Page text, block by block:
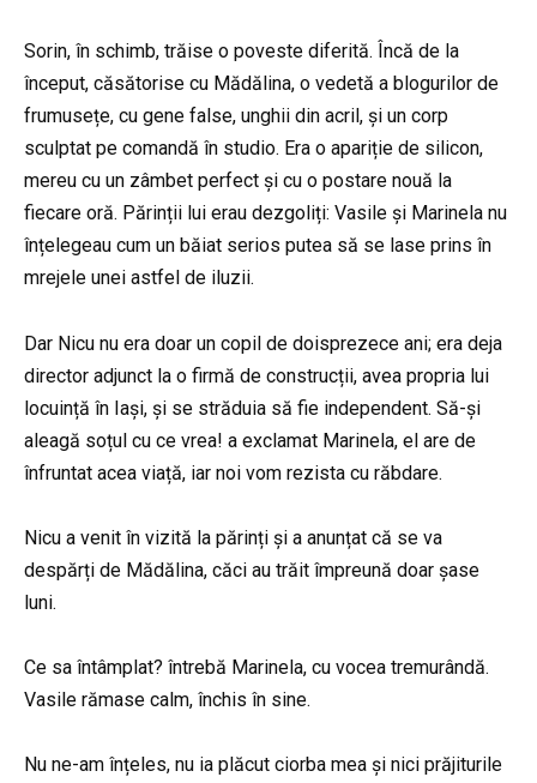
Sorin, în schimb, trăise o poveste diferită. Încă de la
început, căsătorise cu Mădălina, o vedetă a blogurilor de
frumusețe, cu gene false, unghii din acril, și un corp
sculptat pe comandă în studio. Era o apariție de silicon,
mereu cu un zâmbet perfect și cu o postare nouă la
fiecare oră. Părinții lui erau dezgoliți: Vasile și Marinela nu
înțelegeau cum un băiat serios putea să se lase prins în
mrejele unei astfel de iluzii.
Dar Nicu nu era doar un copil de doisprezece ani; era deja
director adjunct la o firmă de construcții, avea propria lui
locuință în Iași, și se străduia să fie independent. Să-și
aleagă soțul cu ce vrea! a exclamat Marinela, el are de
înfruntat acea viață, iar noi vom rezista cu răbdare.
Nicu a venit în vizită la părinți și a anunțat că se va
despărți de Mădălina, căci au trăit împreună doar șase
luni.
Ce sa întâmplat? întrebă Marinela, cu vocea tremurândă.
Vasile rămase calm, închis în sine.
Nu ne-am înțeles, nu ia plăcut ciorba mea și nici prăjiturile